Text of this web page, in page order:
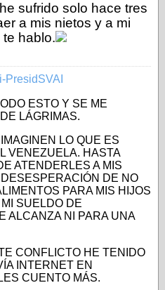
sufrido solo hace tres
a mis nietos y a mi
te hablo.
PresidSVAI
ESTO Y SE ME
LÁGRIMAS.
LO QUE ES
VENEZUELA. HASTA
ATENDERLES A MIS
DE NO
PARA MIS HIJOS
SUELDO DE
ALCANZA NI PARA UNA
CONFLICTO HE TENIDO
INTERNET EN
CUENTO MÁS.